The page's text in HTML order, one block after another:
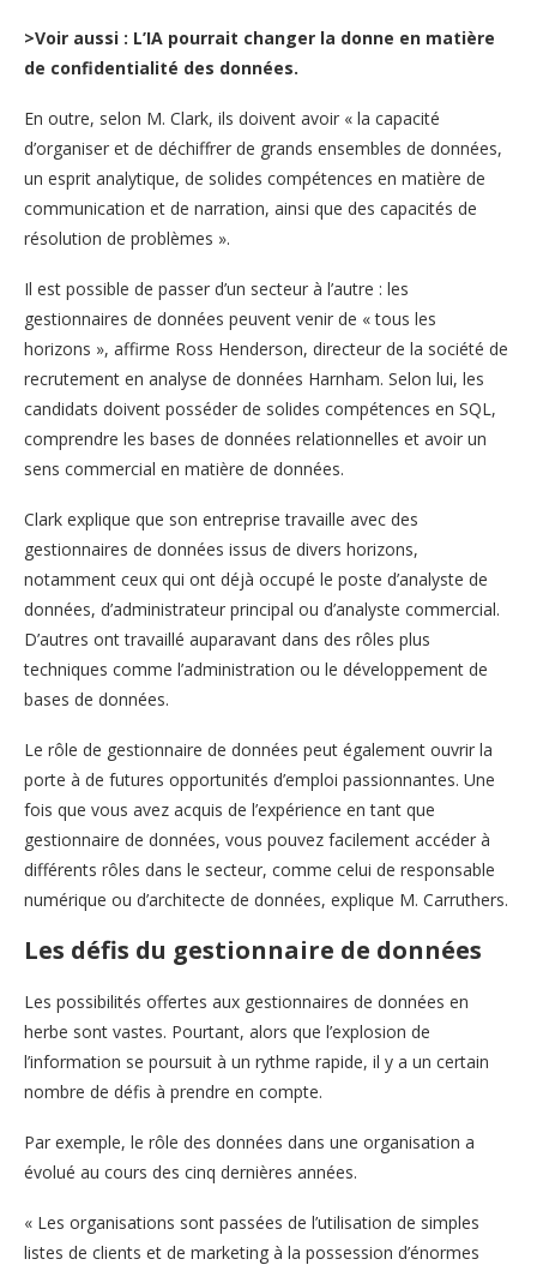
>Voir aussi : L’IA pourrait changer la donne en matière
de confidentialité des données.
En outre, selon M. Clark, ils doivent avoir « la capacité
d’organiser et de déchiffrer de grands ensembles de données,
un esprit analytique, de solides compétences en matière de
communication et de narration, ainsi que des capacités de
résolution de problèmes ».
Il est possible de passer d’un secteur à l’autre : les
gestionnaires de données peuvent venir de « tous les
horizons », affirme Ross Henderson, directeur de la société de
recrutement en analyse de données Harnham. Selon lui, les
candidats doivent posséder de solides compétences en SQL,
comprendre les bases de données relationnelles et avoir un
sens commercial en matière de données.
Clark explique que son entreprise travaille avec des
gestionnaires de données issus de divers horizons,
notamment ceux qui ont déjà occupé le poste d’analyste de
données, d’administrateur principal ou d’analyste commercial.
D’autres ont travaillé auparavant dans des rôles plus
techniques comme l’administration ou le développement de
bases de données.
Le rôle de gestionnaire de données peut également ouvrir la
porte à de futures opportunités d’emploi passionnantes. Une
fois que vous avez acquis de l’expérience en tant que
gestionnaire de données, vous pouvez facilement accéder à
différents rôles dans le secteur, comme celui de responsable
numérique ou d’architecte de données, explique M. Carruthers.
Les défis du gestionnaire de données
Les possibilités offertes aux gestionnaires de données en
herbe sont vastes. Pourtant, alors que l’explosion de
l’information se poursuit à un rythme rapide, il y a un certain
nombre de défis à prendre en compte.
Par exemple, le rôle des données dans une organisation a
évolué au cours des cinq dernières années.
« Les organisations sont passées de l’utilisation de simples
listes de clients et de marketing à la possession d’énormes